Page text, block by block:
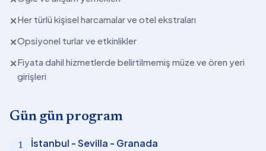
✕Her türlü kişisel harcamalar ve otel ekstraları
✕Opsiyonel turlar ve etkinlikler
✕Fiyata dahil hizmetlerde belirtilmemiş müze ve ören yeri
girişleri
Gün gün program
1 İstanbul - Sevilla - Granada